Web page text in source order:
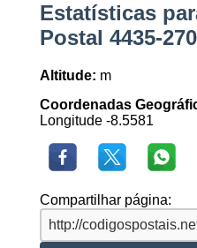
Estatísticas
Postal 4435-
Altitude: m
Coordenadas
Longitude -8.5581
Compartilhar página: